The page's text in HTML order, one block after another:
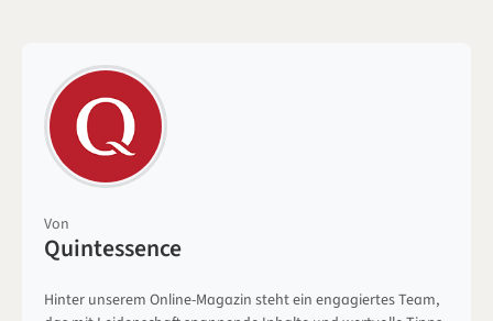
Von
Quintessence
Hinter unserem Online-Magazin steht ein engagiertes Team,